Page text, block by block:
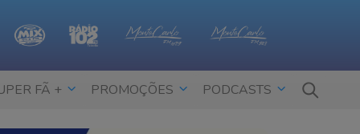
FÃ + PROMOÇÕES PODCASTS